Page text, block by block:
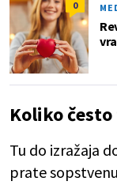
0
Koliko
Tu do izražaja
prate